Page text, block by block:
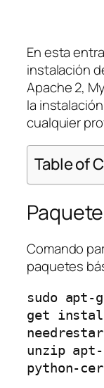
En esta
instalación
Apache 2,
la
cualquier
Table of
Comando
paquetes
sudo apt-
get
unzip
python-